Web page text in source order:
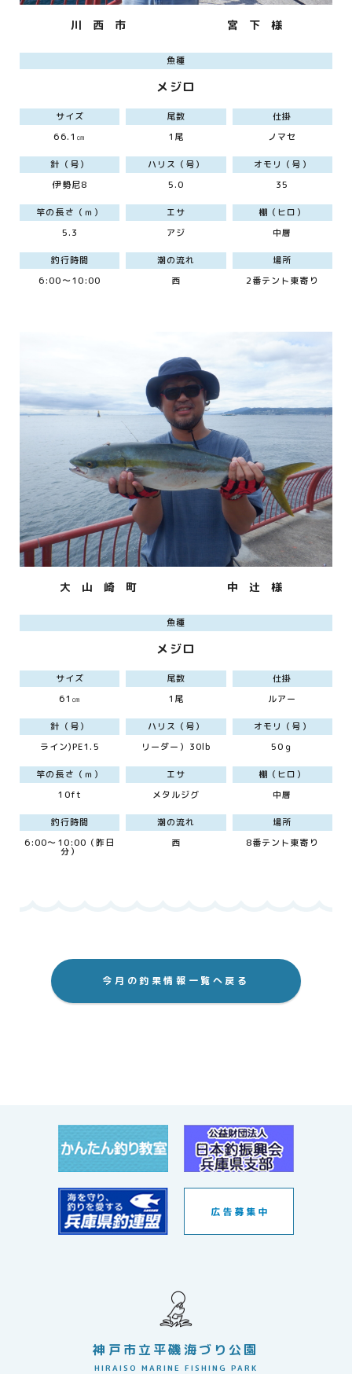
川 西 市 宮 下 様
魚種
メジロ
サイズ
66.1㎝
尾数
1尾
仕掛
ノマセ
針（号）
伊勢尼8
ハリス（号）
5.0
オモリ（号）
35
竿の長さ（ｍ）
5.3
エサ
アジ
棚（ヒロ）
中層
釣行時間
6:00～10:00
潮の流れ
西
場所
2番テント東寄り
大 山 崎 町 中 辻 様
魚種
メジロ
サイズ
61㎝
尾数
1尾
仕掛
ルアー
針（号）
ライン)PE1.5
ハリス（号）
リーダー）30lb
オモリ（号）
50ｇ
竿の長さ（ｍ）
10ft
エサ
メタルジグ
棚（ヒロ）
中層
釣行時間
6:00～10:00（昨日
分）
潮の流れ
西
場所
8番テント東寄り
今月の釣果情報一覧へ戻る
神戸市立平磯海づり公園
HIRAISO MARINE FISHING PARK